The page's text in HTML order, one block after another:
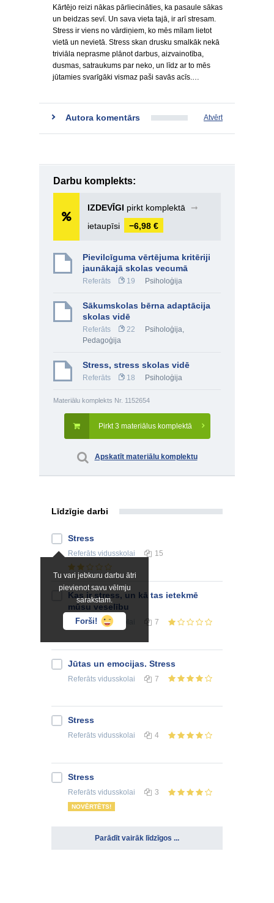
Kārtējo reizi nākas pārliecināties, ka pasaule sākas
un beidzas sevī. Un sava vieta tajā, ir arī stresam.
Stress ir viens no vārdiņiem, ko mēs mīlam lietot
vietā un nevietā. Stress skan drusku smalkāk nekā
triviāla neprasme plānot darbus, aizvainotība,
dusmas, satraukums par neko, un līdz ar to mēs
jūtamies svarīgāki vismaz paši savās acīs.…
Autora komentārs Atvērt
Darbu komplekts:
IZDEVĪGI pirkt komplektā
➞
ietaupīsi
−6,98 €
Pievilcīguma vērtējuma kritēriji
jaunākajā skolas vecumā
Referāts 19 Psiholoģija
Sākumskolas bērna adaptācija
skolas vidē
Referāts 22 Psiholoģija,
Pedagoģija
Stress, stress skolas vidē
Referāts 18 Psiholoģija
Materiālu komplekts Nr. 1152654
Pirkt 3 materiālus komplektā
Apskatīt materiālu komplektu
Līdzīgie darbi
Tu vari jebkuru darbu ātri
pievienot savu vēlmju
sarakstam.
Forši!
Stress
Referāts vidusskolai 15
Kas ir stress, un kā tas ietekmē
mūsu veselību
Referātsvidusskolai 7
Jūtas un emocijas. Stress
Referāts vidusskolai 7
Stress
Referāts vidusskolai 4
Stress
Referāts vidusskolai 3
NOVĒRTĒTS!
Parādīt vairāk līdzīgos ...